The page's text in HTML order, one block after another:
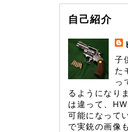
自己紹介
子
た
っ
るようになり
は違って、
可能になって
で実銃の画像